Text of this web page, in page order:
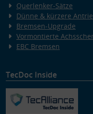
Querlenker-Sätze
Dünne & kürzere
Bremsen-Upgrade
Vormontierte
EBC Bremsen
TecDoc Inside